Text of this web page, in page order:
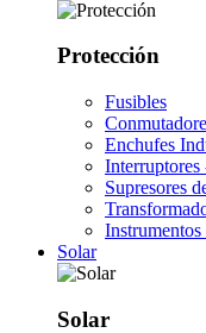
Protección
Fusibles
Enchufes
Interruptores
Supresores
Instrumentos
Solar
Solar